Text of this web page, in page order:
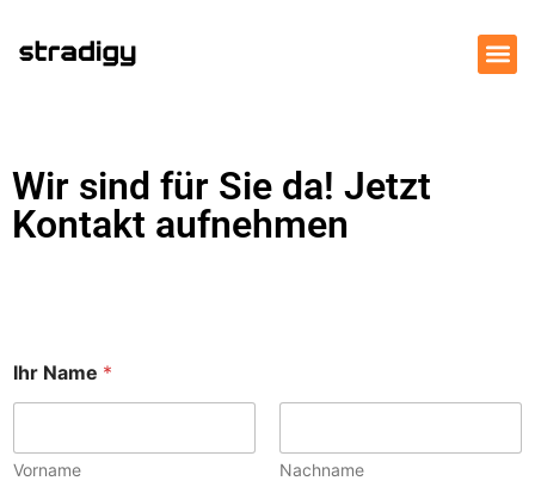
Wir sind für Sie da! Jetzt
Kontakt aufnehmen
Ihr Name *
Vorname Nachname